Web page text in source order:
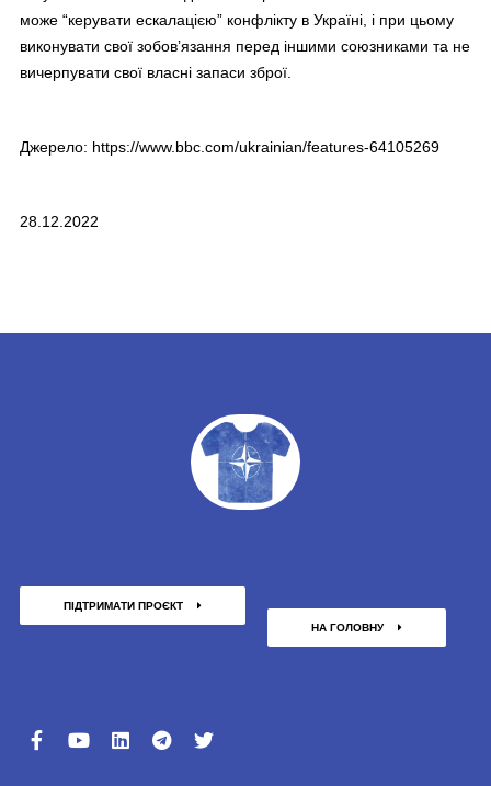
може “керувати ескалацією” конфлікту в Україні, і при цьому
виконувати свої зобов’язання перед іншими союзниками та не
вичерпувати свої власні запаси зброї.
Джерело: https://www.bbc.com/ukrainian/features-64105269
28.12.2022
ПІДТРИМАТИ ПРОЄКТ
НА ГОЛОВНУ